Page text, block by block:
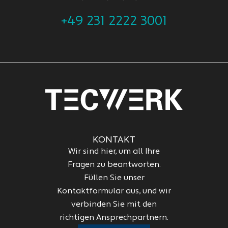
+49 231 2222 3001
KONTAKT
Wir sind hier, um all Ihre
Fragen zu beantworten.
Füllen Sie unser
Kontaktformular aus, und wir
verbinden Sie mit den
richtigen Ansprechpartnern.